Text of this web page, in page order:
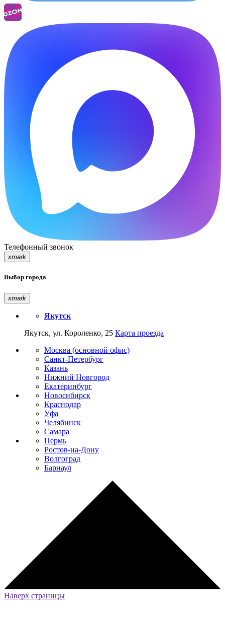
Телефонный звонок
xmark
Выбор города
xmark
Якутск
Якутск, ул. Короленко, 25 Карта проезда
Москва (основной офис)
Санкт-Петербург
Казань
Нижний Новгород
Екатеринбург
Новосибирск
Краснодар
Уфа
Челябинск
Самара
Пермь
Ростов-на-Дону
Волгоград
Барнаул
Наверх страницы